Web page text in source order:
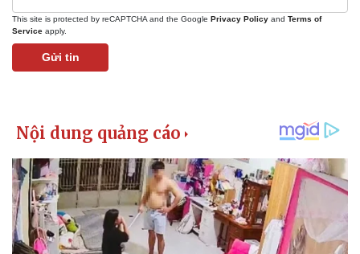
Kinh tế
Bất động sản
Khởi nghiệp
This site is protected by reCAPTCHA and the Google Privacy Policy and Terms of
Service apply.
Gửi tin